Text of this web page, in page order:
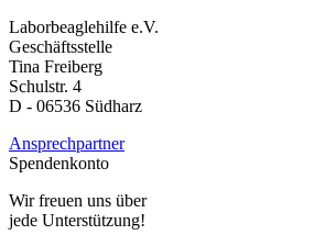
Laborbeaglehilfe e.V.
Geschäftsstelle
Tina Freiberg
Schulstr. 4
D - 06536 Südharz
Ansprechpartner
Spendenkonto
Wir freuen uns über
jede Unterstützung!